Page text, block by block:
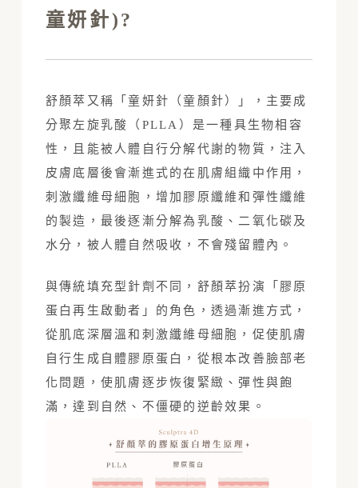
童妍針)?
舒顏萃又稱「童妍針（童顏針）」，主要成
分聚左旋乳酸（PLLA）是一種具生物相容
性，且能被人體自行分解代謝的物質，注入
皮膚底層後會漸進式的在肌膚組織中作用，
刺激纖維母細胞，增加膠原纖維和彈性纖維
的製造，最後逐漸分解為乳酸、二氧化碳及
水分，被人體自然吸收，不會殘留體內。
與傳統填充型針劑不同，舒顏萃扮演「膠原
蛋白再生啟動者」的角色，透過漸進方式，
從肌底深層溫和刺激纖維母細胞，促使肌膚
自行生成自體膠原蛋白，從根本改善臉部老
化問題，使肌膚逐步恢復緊緻、彈性與飽
滿，達到自然、不僵硬的逆齡效果。